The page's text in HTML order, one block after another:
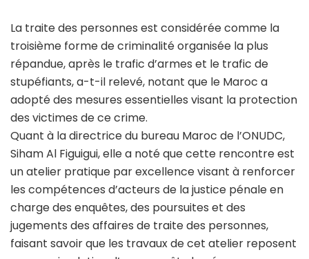
La traite des personnes est considérée comme la
troisième forme de criminalité organisée la plus
répandue, après le trafic d’armes et le trafic de
stupéfiants, a-t-il relevé, notant que le Maroc a
adopté des mesures essentielles visant la protection
des victimes de ce crime.
Quant à la directrice du bureau Maroc de l’ONUDC,
Siham Al Figuigui, elle a noté que cette rencontre est
un atelier pratique par excellence visant à renforcer
les compétences d’acteurs de la justice pénale en
charge des enquêtes, des poursuites et des
jugements des affaires de traite des personnes,
faisant savoir que les travaux de cet atelier reposent